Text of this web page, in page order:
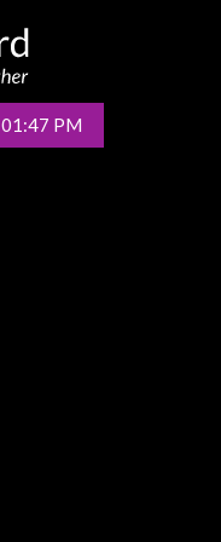
01:47 PM